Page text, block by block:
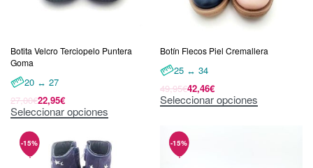
Botita Velcro Terciopelo Puntera
Goma
20 ↔ 27
27,00€22,95€
Seleccionar opciones
Botín Flecos Piel Cremallera
25 ↔ 34
49,95€42,46€
Seleccionar opciones